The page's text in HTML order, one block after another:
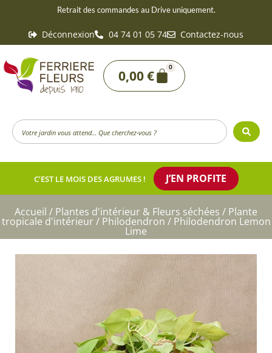
contenu
Retrait des commandes au Drive uniquement.
Déconnexion 04 74 01 05 74 Contactez-nous
0,00€
0
Panier
Search
...
C’EST LE MOIS DES AGRUMES ! J’EN PROFITE
Accueil / Plantes d'intérieur & Fleurs séchées / Plante
tropicale d'intérieur/ Philodendron / Philodendron Lemon
Lime